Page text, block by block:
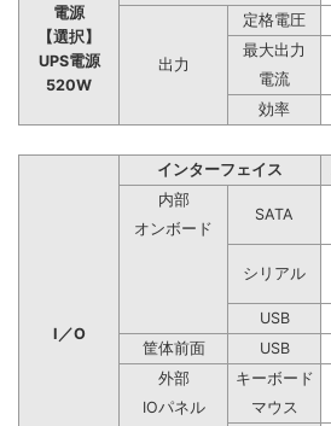
電源
【選択】
UPS電源
520W
出力
定格電圧
最大出力
電流
効率
I／O
インターフェイス
内部
SATA
オンボード
シリアル
USB
筐体前面
USB
外部
キーボード
IOパネル
マウス